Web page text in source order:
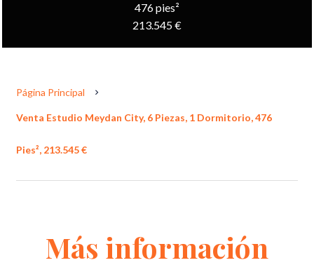
476 pies²
213.545 €
Página Principal
Venta Estudio Meydan City, 6 Piezas, 1 Dormitorio, 476
Pies², 213.545 €
Más información